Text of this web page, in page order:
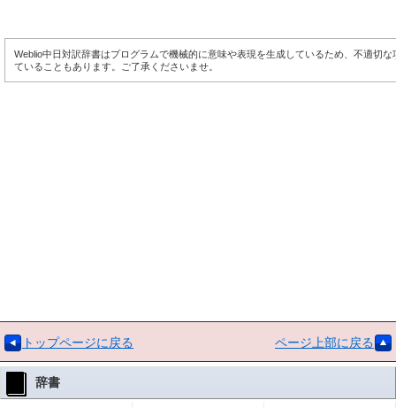
Weblio中日対訳辞書はプログラムで機械的に意味や表現を生成しているため、不適切な
ていることもあります。ご了承くださいませ。
トップページに戻る ページ上部に戻る
辞書